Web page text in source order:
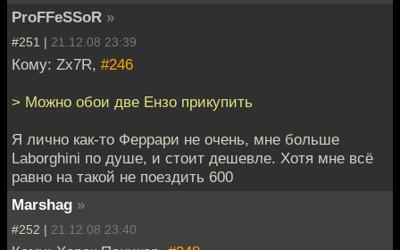
ProFFeSSoR »
#251 | 21.12.08 23:39
Кому: Zx7R, #246
> Можно обои две Ензо прикупить
Я лично как-то Феррари не очень, мне больше
Laborghini по душе, и стоит дешевле. Хотя мне всё
равно на такой не поездить 600
Marshag »
#252 | 21.12.08 23:40